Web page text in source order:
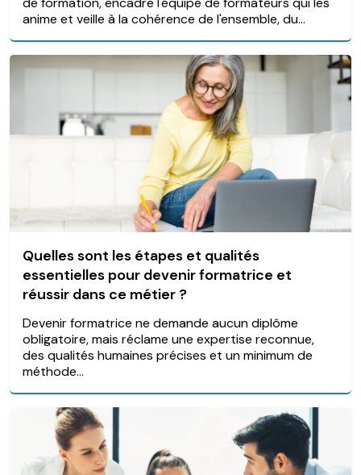
anime et veille à la cohérence de l'ensemble, du...
Quelles sont les étapes et qualités
essentielles pour devenir formatrice et
réussir dans ce métier ?
Devenir formatrice ne demande aucun diplôme
obligatoire, mais réclame une expertise reconnue,
des qualités humaines précises et un minimum de
méthode...